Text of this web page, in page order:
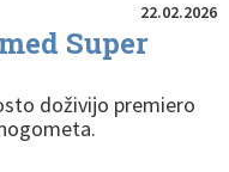
22.02.2026
Super
doživijo premiero